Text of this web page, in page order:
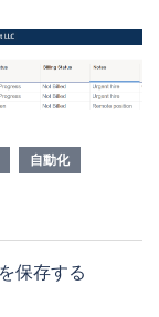
自動化
保存する